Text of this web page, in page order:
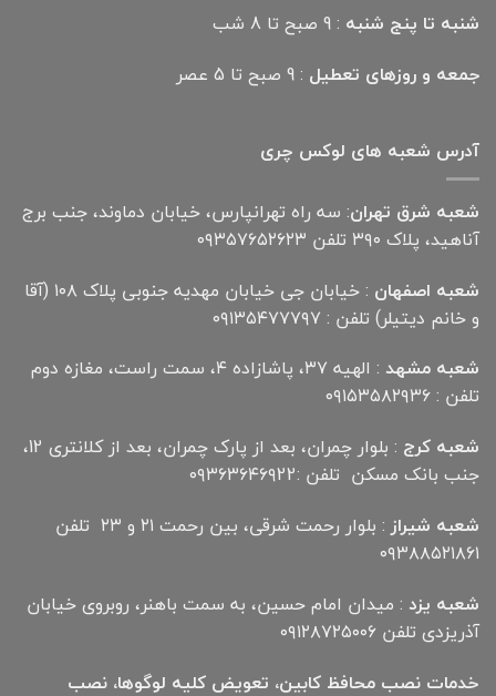
شنبه تا پنج شنبه : 9 صبح تا 8 شب
جمعه و روزهای تعطیل : 9 صبح تا 5 عصر
آدرس شعبه های لوکس چری
شعبه شرق تهران: سه راه تهرانپارس، خیابان دماوند، جنب برج
آناهید، پلاک ۳۹۰ تلفن ۰۹۳۵۷۶۵۲۶۲۳
شعبه اصفهان
: خیابان جی خیابان مهدیه جنوبی پلاک ۱۰۸ (آقا
و خانم دیتیلر) تلفن : ۰۹۱۳۵۴۷۷۷۹۷
شعبه مشهد
: الهیه ۳۷، پاشازاده ۴، سمت راست، مغازه دوم
تلفن : ۰۹۱۵۳۵۸۲۹۳۶
شعبه کرج
: بلوار چمران، بعد از پارک چمران، بعد از کلانتری 12،
جنب بانک مسکن تلفن :۰۹۳۶۳۶۴۶۹22
شعبه شیراز
: بلوار رحمت شرقی، بین رحمت ۲۱ و ۲۳ تلفن
۰۹۳۸۸۵۲۱۸۶۱
شعبه یزد : میدان امام حسین، به سمت باهنر، روبروی خیابان
آذریزدی تلفن ۰۹۱۲۸۷۲۵۰۰۶
خدمات نصب محافظ کابین، تعویض کلیه لوگوها، نصب